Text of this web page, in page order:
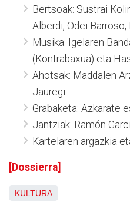
Bertsoak: Sustrai
Alberdi, Odei
Musika: Igelaren
(Kontrabaxua) eta
Ahotsak: Maddalen
Jauregi.
Grabaketa: Azkarate
Jantziak: Ramón
Kartelaren argazkia
[Dossierra]
KULTURA